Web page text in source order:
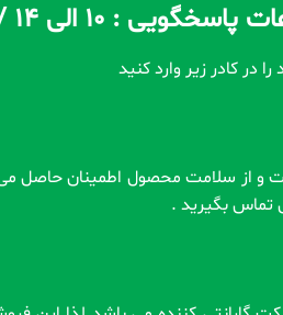
در کادر زیر وارد کنید
تماس بگیرید .